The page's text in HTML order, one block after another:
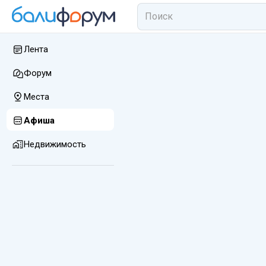
Лента
Форум
Места
Афиша
Недвижимость